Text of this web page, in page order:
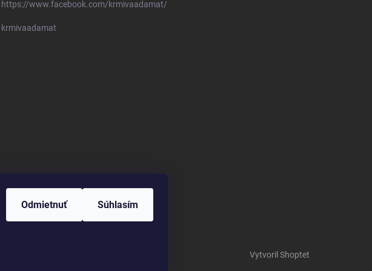
Odmietnuť Súhlasím
https://www.facebook.com/krmivaadamat/
krmivaadamat
Vytvoril Shoptet